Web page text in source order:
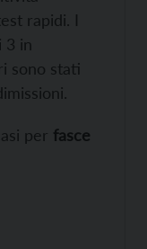
rapidi. I
3 in
sono stati
per fasce